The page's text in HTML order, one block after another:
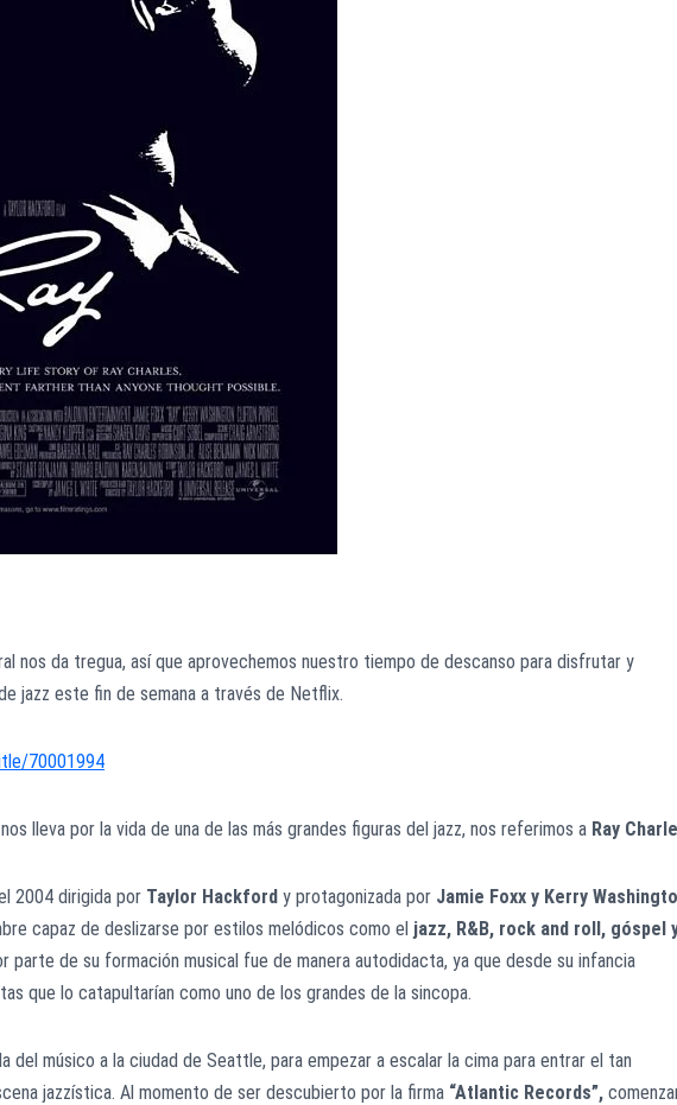
nos da tregua, así que aprovechemos nuestro tiempo de descanso para disfrutar y
jazz este fin de semana a través de Netflix.
70001994
lleva por la vida de una de las más grandes figuras del jazz, nos referimos a Ray
2004 dirigida por Taylor Hackford y protagonizada por Jamie Foxx y Kerry
capaz de deslizarse por estilos melódicos como el jazz, R&B, rock and roll, góspel
parte de su formación musical fue de manera autodidacta, ya que desde su infancia
que lo catapultarían como uno de los grandes de la sincopa.
del músico a la ciudad de Seattle, para empezar a escalar la cima para entrar el tan
jazzística. Al momento de ser descubierto por la firma “Atlantic Records”,